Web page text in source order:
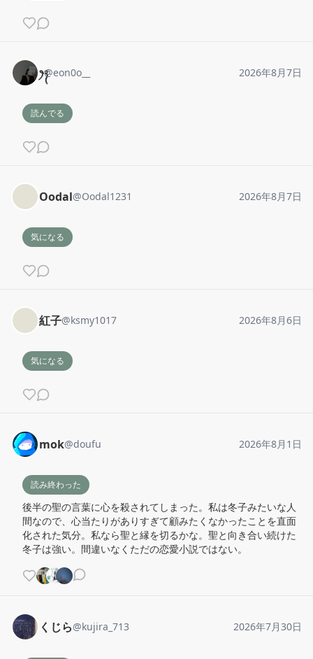
ꫂ᭪@eon0o__ 2026年8月7日
読んでる
Oodal@Oodal1231 2026年8月7日
気になる
紅子@ksmy1017 2026年8月6日
気になる
mok@doufu 2026年8月1日
読み終わった
後半の聖の言葉に心を殺されてしまった。私は冬子みたいな人
間なので、心当たりがありすぎて顧みたくなかったことを直面
化された気分。私なら聖と縁を切るかな。聖と向き合い続けた
冬子は強い。間違いなくただの恋愛小説ではない。
くじら@kujira_713 2026年7月30日